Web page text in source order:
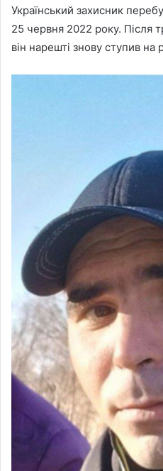
Український захисник
25 червня 2022 року. Після
він нарешті знову ступив на